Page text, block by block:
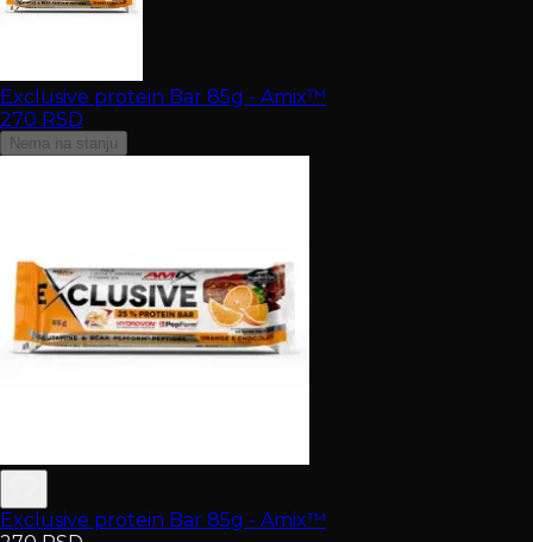
Exclusive protein Bar 85g - Amix™
270 RSD
Nema na stanju
Exclusive protein Bar 85g - Amix™